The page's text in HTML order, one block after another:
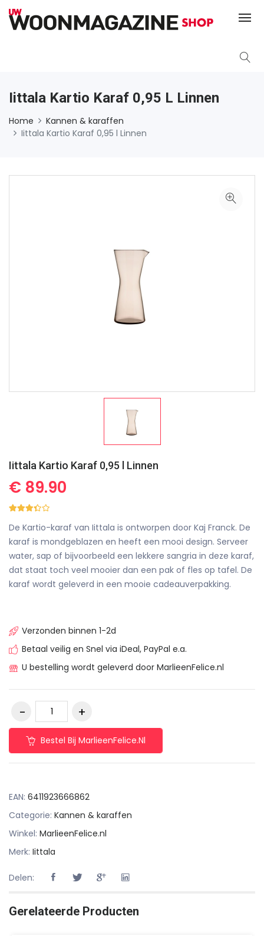
Iittala Kartio Karaf 0,95 L Linnen
Home
Kannen & karaffen
Iittala Kartio Karaf 0,95 l Linnen
Iittala Kartio Karaf 0,95 l Linnen
€ 89.90
De Kartio-karaf van Iittala is ontworpen door Kaj Franck. De
karaf is mondgeblazen en heeft een mooi design. Serveer
water, sap of bijvoorbeeld een lekkere sangria in deze karaf,
dat staat toch veel mooier dan een pak of fles op tafel. De
karaf wordt geleverd in een mooie cadeauverpakking.
Verzonden binnen 1-2d
Betaal veilig en Snel via iDeal, PayPal e.a.
U bestelling wordt geleverd door MarlieenFelice.nl
Bestel Bij MarlieenFelice.nl
EAN: 6411923666862
Categorie: Kannen & karaffen
Winkel: MarlieenFelice.nl
Merk: Iittala
Delen:
Gerelateerde Producten